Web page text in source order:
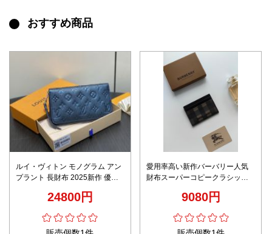
おすすめ商品
ルイ・ヴィトン モノグラム アン
プラント 長財布 2025新作 優良
寧な縫製 追跡可能 発送保証付き
24800円
愛用率高い新作バーバリー人気
財布スーパーコピークラシック
9080円